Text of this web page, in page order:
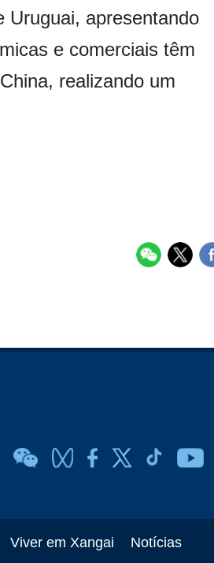
Uruguai, apresentando
e comerciais têm
realizando um
Viver em Xangai Notícias